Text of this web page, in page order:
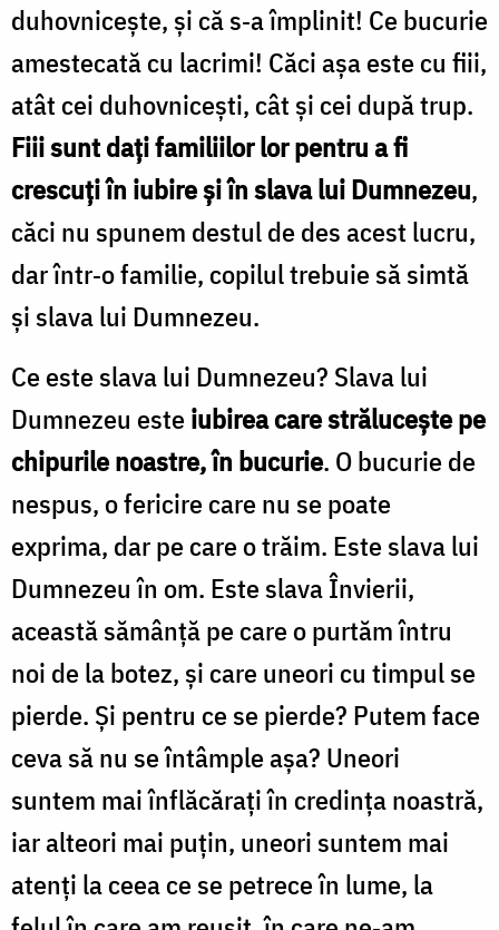
duhovniceşte, şi că s‑a împlinit! Ce bucurie
amestecată cu lacrimi! Căci aşa este cu fiii,
atât cei duhovniceşti, cât şi cei după trup.
Fiii sunt daţi familiilor lor pentru a fi
crescuţi în iubire şi în slava lui Dumnezeu,
căci nu spunem destul de des acest lucru,
dar într‑o familie, copilul trebuie să simtă
şi slava lui Dumnezeu.
Ce este slava lui Dumnezeu? Slava lui
Dumnezeu esteiubirea care străluceşte pe
chipurile noastre, în bucurie. O bucurie de
nespus, o fericire care nu se poate
exprima, dar pe care o trăim. Este slava lui
Dumnezeu în om. Este slava Învierii,
această sămânţă pe care o purtăm întru
noi de la botez, şi care uneori cu timpul se
pierde. Şi pentru ce se pierde? Putem face
ceva să nu se întâmple așa? Uneori
suntem mai înflăcăraţi în credinţa noastră,
iar alteori mai puţin, uneori suntem mai
atenţi la ceea ce se petrece în lume, la